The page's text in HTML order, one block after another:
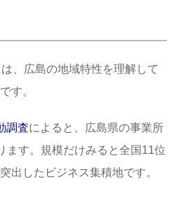
、広島の地域特性を理解して
す。
調査によると、広島県の事業所
ます。規模だけみると全国11位
出したビジネス集積地です。